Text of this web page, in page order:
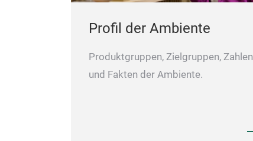
Profil der Ambiente
Produktgruppen, Zielgruppen, Zahlen
und Fakten der Ambiente.